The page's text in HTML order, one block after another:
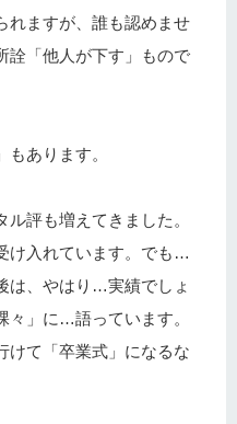
れますが、誰も認めませ
詮「他人が下す」もので
あります。
評も増えてきました。
け入れています。でも…
は、やはり…実績でしょ
々」に…語っています。
けて「卒業式」になるな